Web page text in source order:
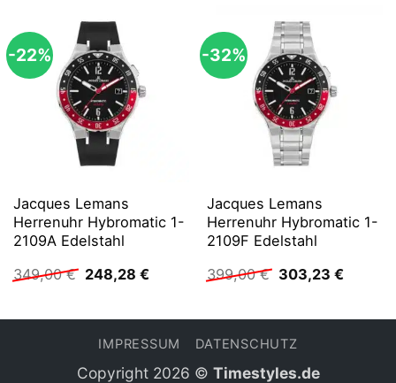
-22%
Jacques Lemans
Herrenuhr Hybromatic 1-
2109A Edelstahl
349,00€ Ursprünglicher
Preis
349,00 €
248,28 €Aktueller
248,28 €.
-32%
Jacques Lemans
Herrenuhr Hybromatic 1-
2109F Edelstahl
399,00€ Ursprünglicher
Preis
399,00 €
303,23 €
303,23
IMPRESSUM DATENSCHUTZ
Copyright 2026 © Timestyles.de